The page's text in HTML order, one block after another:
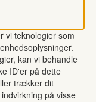
vi teknologier som
kan vi behandle
ID'er på dette
trækker dit
på visse